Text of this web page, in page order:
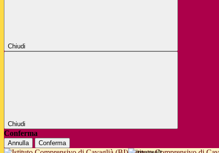
Chiudi
Chiudi
Conferma
Annulla Conferma